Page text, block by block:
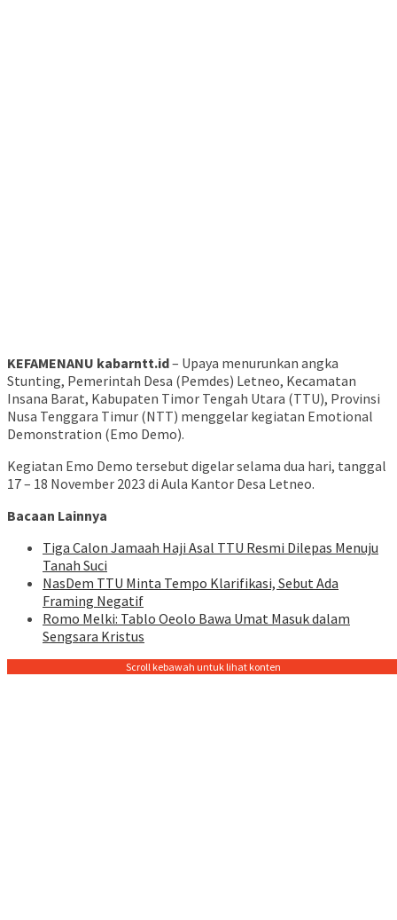
KEFAMENANU kabarntt.id– Upaya menurunkan angka
Stunting, Pemerintah Desa (Pemdes) Letneo, Kecamatan
Insana Barat, Kabupaten Timor Tengah Utara (TTU), Provinsi
Nusa Tenggara Timur (NTT) menggelar kegiatan Emotional
Demonstration (Emo Demo).
Kegiatan Emo Demo tersebut digelar selama dua hari, tanggal
17 – 18 November 2023 di Aula Kantor Desa Letneo.
Bacaan Lainnya
Tiga Calon Jamaah Haji Asal TTU Resmi Dilepas Menuju
Tanah Suci
NasDem TTU Minta Tempo Klarifikasi, Sebut Ada
Framing Negatif
Romo Melki: Tablo Oeolo Bawa Umat Masuk dalam
Sengsara Kristus
Scroll kebawah untuk lihat konten